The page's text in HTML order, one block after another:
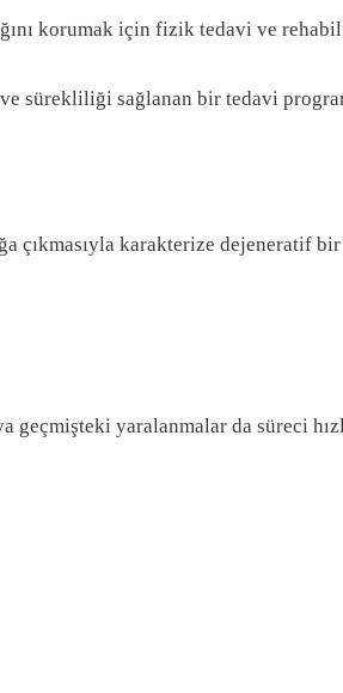
korumak için fizik tedavi ve
sürekliliği sağlanan bir tedavi
çıkmasıyla karakterize dejeneratif bir
geçmişteki yaralanmalar da süreci